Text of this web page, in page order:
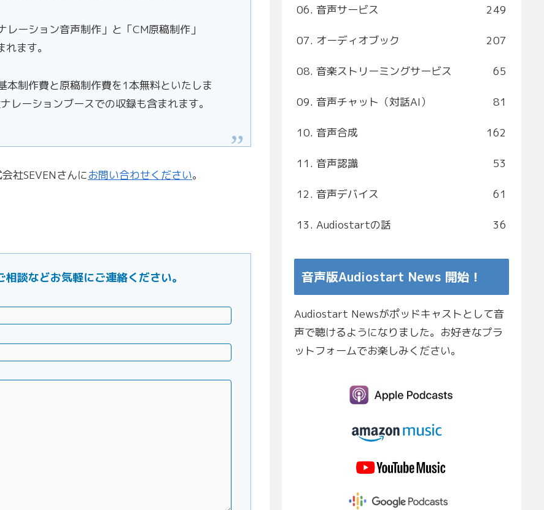
ーション音声制作」と「CM原稿制作」
ます。
本制作費と原稿制作費を1本無料といたしま
レーションブースでの収録も含まれます。
社SEVENさんにお問い合わせください。
談などお気軽にご連絡ください。
06. 音声サービス 249
07. オーディオブック 207
08. 音楽ストリーミングサービス 65
09. 音声チャット（対話AI） 81
10. 音声合成 162
11. 音声認識 53
12. 音声デバイス 61
13. Audiostartの話 36
音声版Audiostart News 開始！
Audiostart Newsがポッドキャストとして音
声で聴けるようになりました。お好きなプラ
ットフォームでお楽しみください。